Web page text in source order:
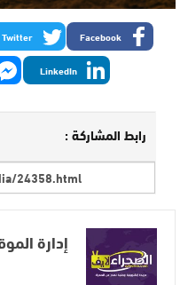
Facebook
Twitter
LinkedIn
رابط المشاركة :
إدارة